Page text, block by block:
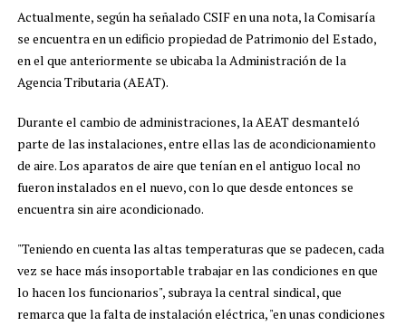
Actualmente, según ha señalado CSIF en una nota, la Comisaría
se encuentra en un edificio propiedad de Patrimonio del Estado,
en el que anteriormente se ubicaba la Administración de la
Agencia Tributaria (AEAT).
Durante el cambio de administraciones, la AEAT desmanteló
parte de las instalaciones, entre ellas las de acondicionamiento
de aire. Los aparatos de aire que tenían en el antiguo local no
fueron instalados en el nuevo, con lo que desde entonces se
encuentra sin aire acondicionado.
"Teniendo en cuenta las altas temperaturas que se padecen, cada
vez se hace más insoportable trabajar en las condiciones en que
lo hacen los funcionarios", subraya la central sindical, que
remarca que la falta de instalación eléctrica, "en unas condiciones